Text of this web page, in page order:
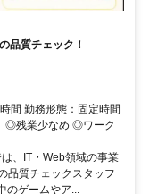
品質チェック！
間 勤務形態：固定時間
◎残業少なめ ◎ワーク
、IT・Web領域の事業
品質チェックスタッフ
のゲームやア...